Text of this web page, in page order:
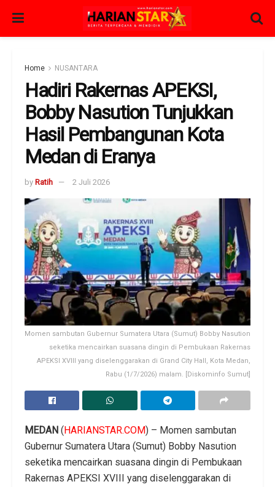
Home NUSANTARA
Hadiri Rakernas APEKSI,
Bobby Nasution Tunjukkan
Hasil Pembangunan Kota
Medan di Eranya
by Ratih 2 Juli 2026
Momen sambutan Gubernur Sumatera Utara (Sumut) Bobby Nasution
seketika mencairkan suasana dingin di Pembukaan Rakernas
APEKSI XVIII yang diselenggarakan di Grand City Hall, Kota Medan,
Rabu (1/7/2026) malam. [Diskominfo Sumut]
MEDAN (HARIANSTAR.COM) – Momen sambutan
Gubernur Sumatera Utara (Sumut) Bobby Nasution
seketika mencairkan suasana dingin di Pembukaan
Rakernas APEKSI XVIII yang diselenggarakan di